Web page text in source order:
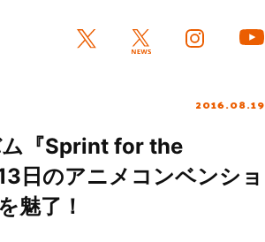
2016.08.19
ム『Sprint for the
日のアニメコンベンショ
魅了！